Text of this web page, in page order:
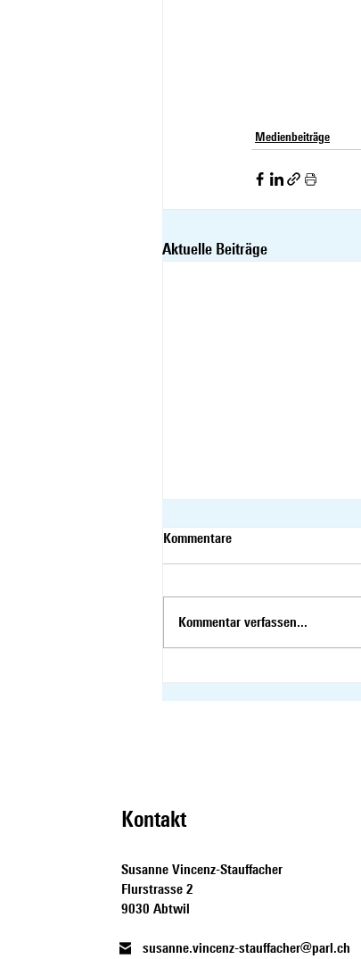
Medienbeiträge
Aktuelle Beiträge
gemeinsam mit Benjamin
Kommentare
Kommentar verfassen...
Kontakt
Susanne Vincenz-Stauffacher
Flurstrasse 2
9030 Abtwil
susanne.vincenz-stauffacher@parl.ch